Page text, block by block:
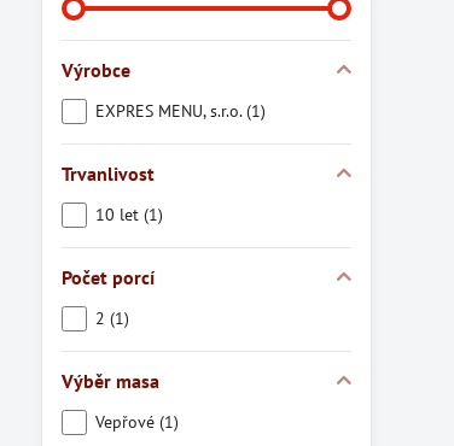
Výrobce
EXPRES MENU, s.r.o. (1)
Trvanlivost
10 let (1)
Počet porcí
2 (1)
Výběr masa
Vepřové (1)